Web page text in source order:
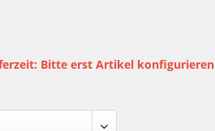
Bitte erst Artikel konfigurieren